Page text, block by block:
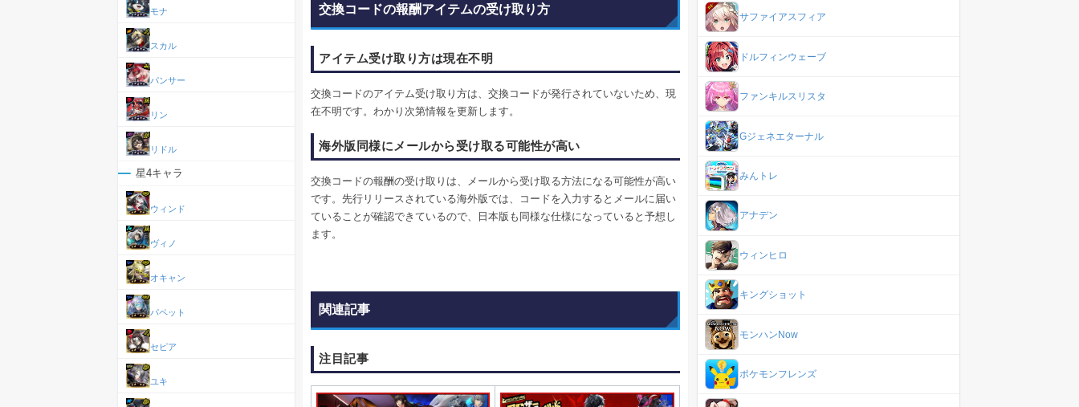
交換コードの報酬アイテムの受け取り方
アイテム受け取り方は現在不明
交換コードのアイテム受け取り方は、交換コードが発行されていないため、現
在不明です。わかり次第情報を更新します。
海外版同様にメールから受け取る可能性が高い
交換コードの報酬の受け取りは、メールから受け取る方法になる可能性が高い
です。先行リリースされている海外版では、コードを入力するとメールに届い
ていることが確認できているので、日本版も同様な仕様になっていると予想し
ます。
関連記事
注目記事
モナ
スカル
パンサー
リン
リドル
星4キャラ
ウィンド
ヴィノ
オキャン
パペット
セピア
ユキ
サファイアスフィア
ドルフィンウェーブ
ファンキルスリスタ
Gジェネエターナル
みんトレ
アナデン
ウィンヒロ
キングショット
モンハンNow
ポケモンフレンズ